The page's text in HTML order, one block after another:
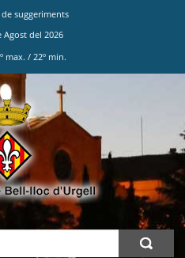
suggeriments
Agostdel 2026
º max./ 22º min.